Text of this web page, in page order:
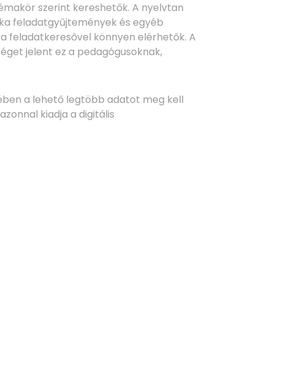
szerint kereshetők. A nyelvtan
feladatgyűjtemények és egyéb
feladatkeresővel könnyen elérhetők. A
jelent ez a pedagógusoknak,
a lehető legtöbb adatot meg kell
kiadja a digitális